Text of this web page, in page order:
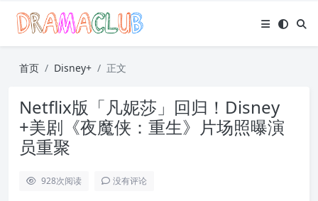
首页 Disney+ 正文
Netflix版「凡妮莎」回归！Disney
+美剧《夜魔侠：重生》片场照曝演
员重聚
928次阅读 没有评论